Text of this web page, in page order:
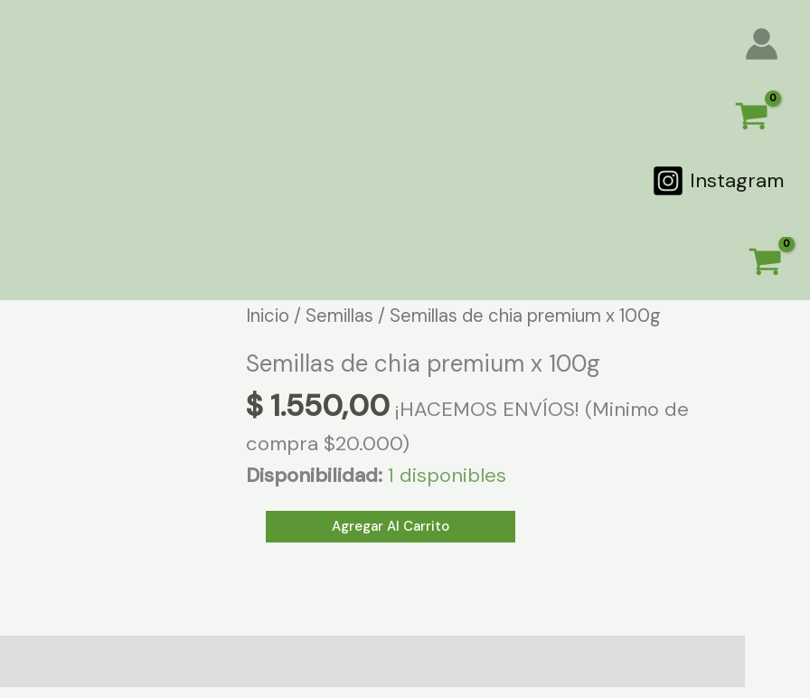
Instagram
Inicio / Semillas / Semillas de chia premium x 100g
Semillas de chia premium x 100g
$ 1.550,00 ¡HACEMOS ENVÍOS! (Minimo de
compra $20.000)
Disponibilidad: 1 disponibles
100g
Agregar Al Carrito